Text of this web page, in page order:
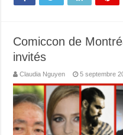
Comiccon de
invités
Claudia Nguyen 5 septembre